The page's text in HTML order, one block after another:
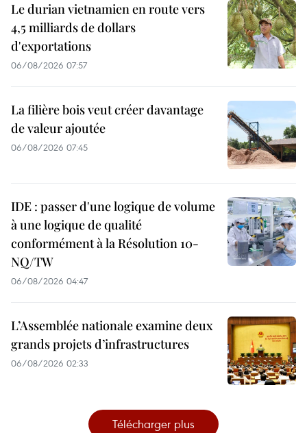
Le durian vietnamien en route vers
4,5 milliards de dollars
d'exportations
06/08/2026 07:57
La filière bois veut créer davantage
de valeur ajoutée
06/08/2026 07:45
IDE : passer d'une logique de volume
à une logique de qualité
conformément à la Résolution 10-
NQ/TW
06/08/2026 04:47
L’Assemblée nationale examine deux
grands projets d’infrastructures
06/08/2026 02:33
Télécharger plus